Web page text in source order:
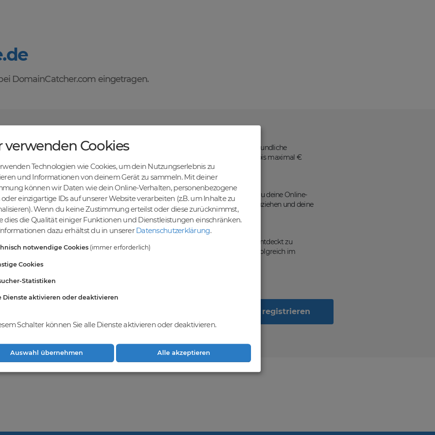
DomainCatcher.com eingetragen.
des Domainhandels mit DomainCatcher
dir alle Vorteile des Domainhandels zur Verfügung. Entdecke eine benutzerfreundliche
kaufen, verkaufen und recyceln kannst. Profitiere von fairen Nettopreisen bis maximal €
Abwicklung und sicheren Domaintransfers.
Online-Erfolg mit DomainCatcher
Schlüssel zum Online-Erfolg. Mit unserem breiten Angebot an Domains kannst du deine Online-
deine Zielgruppe gezielt ansprechen. Nutze die Möglichkeit, gezielten Traffic anzuziehen und deine
zu steigern.
vielfältigen Auswahl an Domains
du eine breite Auswahl an erstklassigen Domains, die darauf warten, von dir entdeckt zu
Möglichkeiten, um deine Online-Präsenz zu stärken und dein Geschäft erfolgreich im
Gemeinsam realisieren wir deinen Erfolg im Online-Bereich.
beiDomainCatcherund registriere
zu erwerben und dein
Jetzt registrieren
verwenden Cookies
Technologien wie Cookies, um dein Nutzungserlebnis zu
und Informationen von deinem Gerät zu sammeln. Mit deiner
können wir Daten wie dein Online-Verhalten, personenbezogene
einzigartige IDs auf unserer Website verarbeiten (z.B. um Inhalte zu
Wenn du keine Zustimmung erteilst oder diese zurücknimmst,
dies die Qualität einiger Funktionen und Dienstleistungen einschränken.
dazu erhältst du in unserer Datenschutzerklärung.
notwendige Cookies (immer erforderlich)
Cookies
Statistiken
Dienste aktivieren oder deaktivieren
Schalter können Sie alle Dienste aktivieren oder deaktivieren.
Auswahl übernehmen Alle akzeptieren